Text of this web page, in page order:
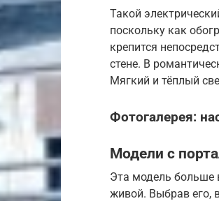
Такой
поскольку как
крепится
стене. В
Мягкий и тёплый
Фотогалерея:
Модели с
Эта модель больше
живой. Выбрав его,